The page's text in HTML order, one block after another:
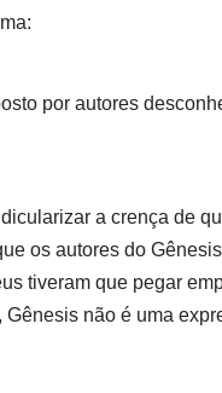
por autores
a crença de
os autores do
tiveram que pegar
não é uma